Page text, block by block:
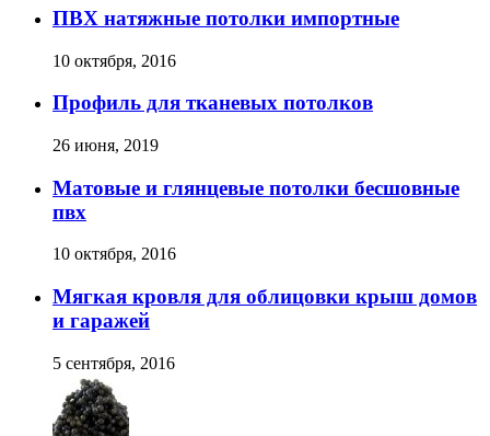
ПВХ натяжные потолки импортные
10 октября, 2016
Профиль для тканевых потолков
26 июня, 2019
Матовые и глянцевые потолки бесшовные
пвх
10 октября, 2016
Мягкая кровля для облицовки крыш домов
и гаражей
5 сентября, 2016